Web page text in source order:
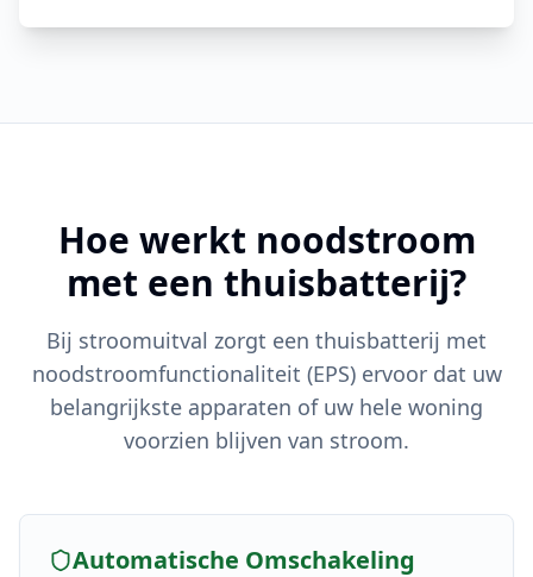
Hoe werkt noodstroom
met een thuisbatterij?
Bij stroomuitval zorgt een thuisbatterij met
noodstroomfunctionaliteit (EPS) ervoor dat uw
belangrijkste apparaten of uw hele woning
voorzien blijven van stroom.
Automatische Omschakeling